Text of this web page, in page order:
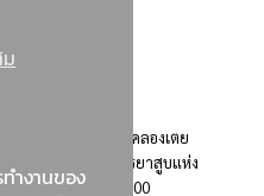
ำงานของ
แขวงคลองเตย เขตคลองเตย
ต่อประชาสัมพันธ์ การยาสูบแห่ง
โทร. 0-2229-1000